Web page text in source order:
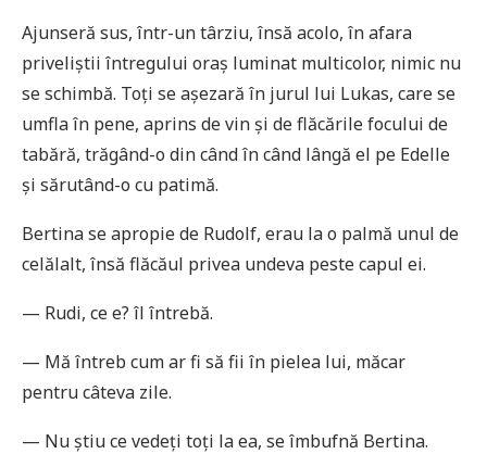
Ajunseră sus, într-un târziu, însă acolo, în afara
priveliștii întregului oraș luminat multicolor, nimic nu
se schimbă. Toți se așezară în jurul lui Lukas, care se
umfla în pene, aprins de vin și de flăcările focului de
tabără, trăgând-o din când în când lângă el pe Edelle
și sărutând-o cu patimă.
Bertina se apropie de Rudolf, erau la o palmă unul de
celălalt, însă flăcăul privea undeva peste capul ei.
— Rudi, ce e? îl întrebă.
— Mă întreb cum ar fi să fii în pielea lui, măcar
pentru câteva zile.
— Nu știu ce vedeți toți la ea, se îmbufnă Bertina.